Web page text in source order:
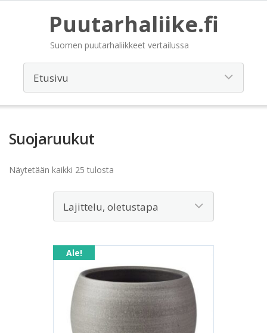
Puutarhaliike.fi
Suomen puutarhaliikkeet vertailussa
Suojaruukut
Näytetään kaikki 25 tulosta
Ale!